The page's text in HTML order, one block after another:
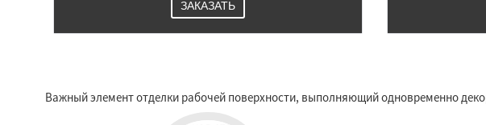
ЗАКАЗАТЬ
Важный элемент отделки рабочей поверхности, выполняющий одновременно